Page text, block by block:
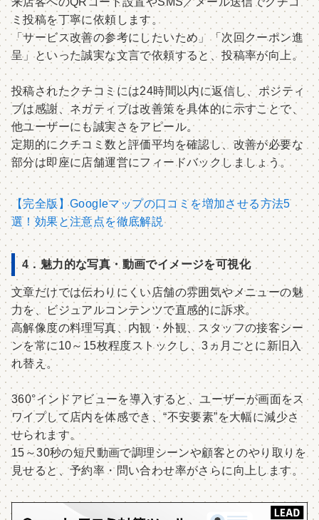
ミ投稿を丁寧に依頼します。
「サービス改善の参考にしたいため」「次回クーポン進
呈」といった誠実な文言で依頼すると、投稿率が向上。
投稿されたクチコミには24時間以内に返信し、ポジティ
ブは感謝、ネガティブは改善策を具体的に示すことで、
他ユーザーにも誠実さをアピール。
定期的にクチコミ数と評価平均を確認し、改善が必要な
部分は即座に店舗運営にフィードバックしましょう。
【完全版】Googleマップの口コミを増加させる方法5
選！効果と注意点を徹底解説
4．魅力的な写真・動画でイメージを可視化
文章だけでは伝わりにくい店舗の雰囲気やメニューの魅
力を、ビジュアルコンテンツで直感的に訴求。
高解像度の料理写真、内観・外観、スタッフの接客シー
ンを常に10～15枚程度ストックし、3ヵ月ごとに新旧入
れ替え。
360°インドアビューを導入すると、ユーザーが画面をス
ワイプして店内を体感でき、“不安要素”を大幅に減少さ
せられます。
15～30秒の短尺動画で調理シーンや顧客とのやり取りを
見せると、予約率・問い合わせ率がさらに向上します。